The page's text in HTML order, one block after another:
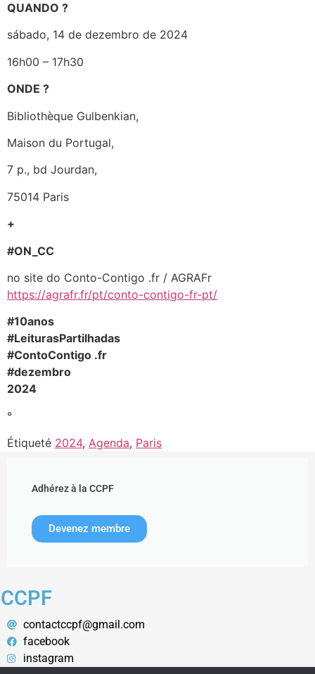
QUANDO ?
sábado, 14 de dezembro de 2024
16h00 – 17h30
ONDE ?
Bibliothèque Gulbenkian,
Maison du Portugal,
7 p., bd Jourdan,
75014 Paris
+
#ON_CC
no site do Conto-Contigo .fr / AGRAFr
https://agrafr.fr/pt/conto-contigo-fr-pt/
#10anos
#LeiturasPartilhadas
#ContoContigo .fr
#dezembro
2024
°
Étiqueté 2024, Agenda, Paris
Adhérez à la CCPF
Devenez membre
CCPF
contactccpf@gmail.com
facebook
instagram